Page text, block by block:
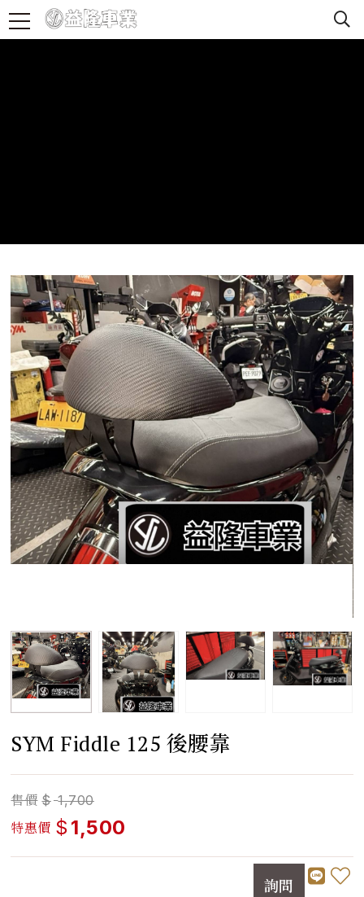
SYM Fiddle 125 後腰靠
售價 $ 1,700
特惠價 $ 1,500
詢問